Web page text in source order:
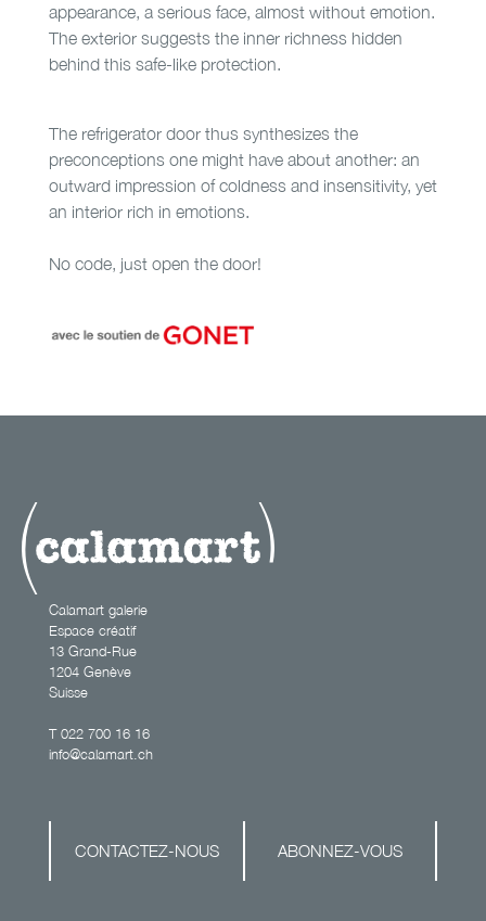
appearance, a serious face, almost without emotion.
The exterior suggests the inner richness hidden
behind this safe-like protection.
The refrigerator door thus synthesizes the
preconceptions one might have about another: an
outward impression of coldness and insensitivity, yet
an interior rich in emotions.
No code, just open the door!
Calamart galerie
Espace créatif
13 Grand-Rue
1204 Genève
Suisse
T 022 700 16 16
info@calamart.ch
CONTACTEZ-NOUS ABONNEZ-VOUS